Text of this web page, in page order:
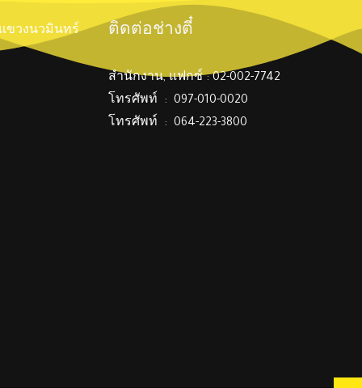
แขวงนวมินทร์ ติดต่อช่างตี๋
สำนักงาน, แฟกซ์ : 02-002-7742
โทรศัพท์ : 097-010-0020
โทรศัพท์ : 064-223-3800